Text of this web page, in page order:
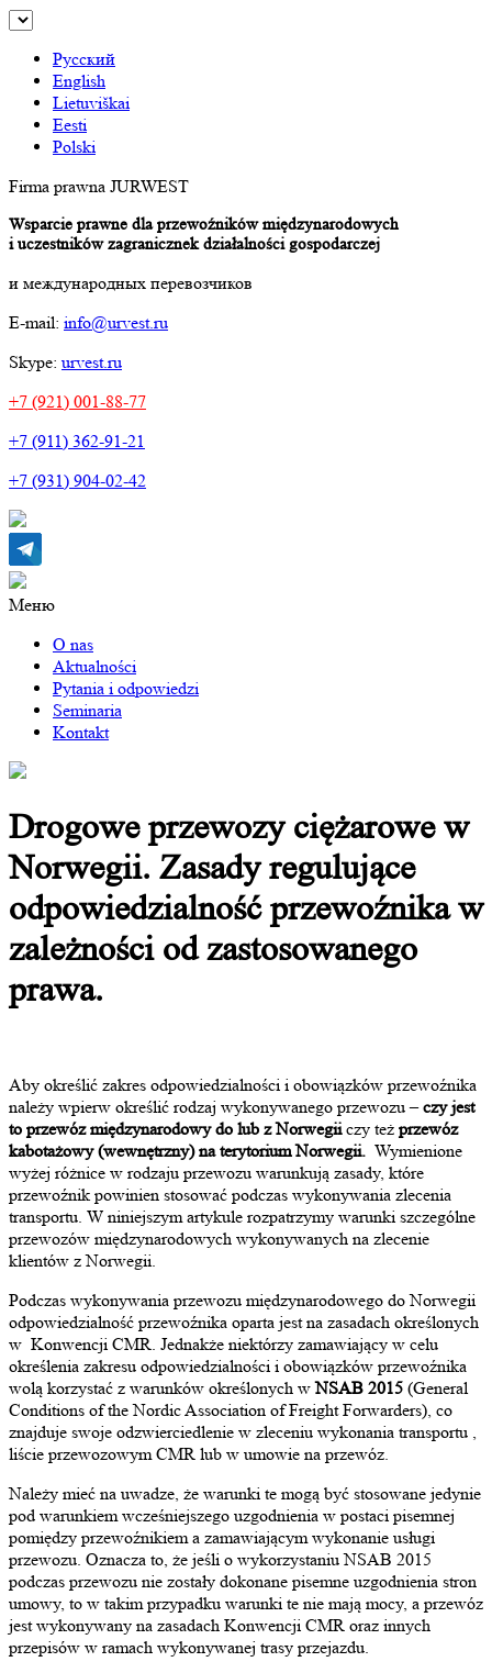
Русский
English
Lietuviškai
Eesti
Polski
Firma prawna JURWEST
Wsparcie prawne dla przewoźników międzynarodowych
i uczestników zagranicznek działalności gospodarczej
и международных перевозчиков
E-mail: info@urvest.ru
Skype: urvest.ru
+7 (921) 001-88-77
+7 (911) 362-91-21
+7 (931) 904-02-42
Меню
O nas
Aktualności
Pytania i odpowiedzi
Seminaria
Kontakt
Drogowe przewozy ciężarowe w
Norwegii. Zasady regulujące
odpowiedzialność przewoźnika w
zależności od zastosowanego
prawa.
Aby określić zakres odpowiedzialności i obowiązków przewoźnika
należy wpierw określić rodzaj wykonywanego przewozu –czy jest
to przewóz międzynarodowy do lub z Norwegiiczy też przewóz
kabotażowy (wewnętrzny) na terytorium Norwegii. Wymienione
wyżej różnice w rodzaju przewozu warunkują zasady, które
przewoźnik powinien stosować podczas wykonywania zlecenia
transportu. W niniejszym artykule rozpatrzymy warunki szczególne
przewozów międzynarodowych wykonywanych na zlecenie
klientów z Norwegii.
Podczas wykonywania przewozu międzynarodowego do Norwegii
odpowiedzialność przewoźnika oparta jest na zasadach określonych
w Konwencji CMR. Jednakże niektórzy zamawiający w celu
określenia zakresu odpowiedzialności i obowiązków przewoźnika
wolą korzystać z warunków określonych wNSAB 2015 (General
Conditions of the Nordic Association of Freight Forwarders), co
znajduje swoje odzwierciedlenie w zleceniu wykonania transportu ,
liście przewozowym CMR lub w umowie na przewóz.
Należy mieć na uwadze, że warunki te mogą być stosowane jedynie
pod warunkiem wcześniejszego uzgodnienia w postaci pisemnej
pomiędzy przewoźnikiem a zamawiającym wykonanie usługi
przewozu. Oznacza to, że jeśli o wykorzystaniu NSAB 2015
podczas przewozu nie zostały dokonane pisemne uzgodnienia stron
umowy, to w takim przypadku warunki te nie mają mocy, a przewóz
jest wykonywany na zasadach Konwencji CMR oraz innych
przepisów w ramach wykonywanej trasy przejazdu.